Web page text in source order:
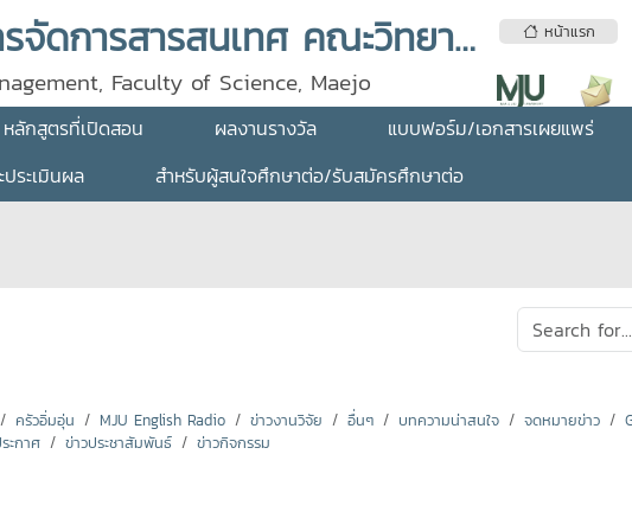
หน้าแรก
หลักสูตรสาขาวิชาสถิติและการจัดการสารสนเทศ คณะวิทยาศาสตร์ มหาวิทยาลัยแม่โจ้
Faculty of Science, Maejo
หลักสูตรที่เปิดสอน ผลงานรางวัล แบบฟอร์ม/เอกสารเผยแพร่
ระเมินผล
สำหรับผู้สนใจศึกษาต่อ/รับสมัครศึกษาต่อ
ครัวอิ่มอุ่น MJU English Radio ข่าวงานวิจัย อื่นๆ บทความน่าสนใจ จดหมายข่าว
ะกาศ ข่าวประชาสัมพันธ์ ข่าวกิจกรรม